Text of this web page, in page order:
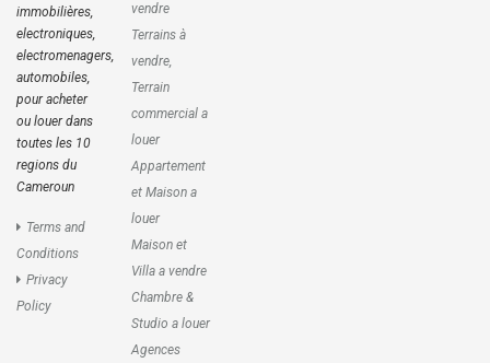
immobilières,
electroniques,
electromenagers,
automobiles,
pour acheter
ou louer dans
toutes les 10
regions du
Cameroun
Terms and
Conditions
Privacy
Policy
vendre
Terrains à
vendre,
Terrain
commercial a
louer
Appartement
et Maison a
louer
Maison et
Villa a vendre
Chambre &
Studio a louer
Agences